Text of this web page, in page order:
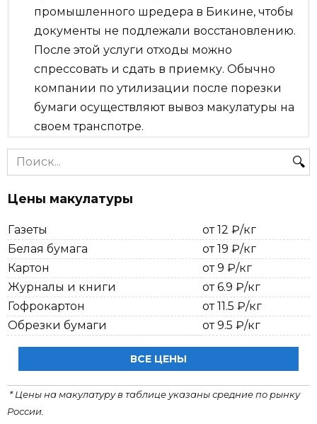
промышленного шредера в Бикине, чтобы
документы не подлежали восстановлению.
После этой услуги отходы можно
спрессовать и сдать в приемку. Обычно
компании по утилизации после порезки
бумаги осуществляют вывоз макулатуры на
своем транспотре.
Search
for:
Цены макулатуры
Газеты
от 12 ₽/кг
Белая бумага
от 19 ₽/кг
Картон
от 9 ₽/кг
Журналы и книги
от 6.9 ₽/кг
Гофрокартон
от 11.5 ₽/кг
Обрезки бумаги
от 9.5 ₽/кг
ВСЕ ЦЕНЫ
* Цены на макулатуру в таблице указаны средние по рынку
России.